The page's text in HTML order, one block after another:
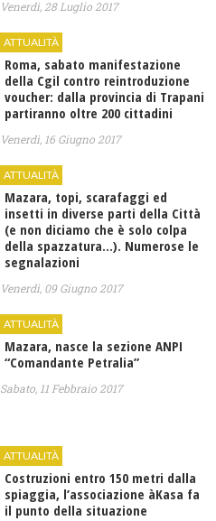
Venerdì, 28 Luglio 2017
ATTUALITÀ
Roma, sabato manifestazione
della Cgil contro reintroduzione
voucher: dalla provincia di Trapani
partiranno oltre 200 cittadini
Venerdì, 16 Giugno 2017
ATTUALITÀ
Mazara, topi, scarafaggi ed
insetti in diverse parti della Città
(e non diciamo che è solo colpa
della spazzatura…). Numerose le
segnalazioni
Venerdì, 09 Giugno 2017
ATTUALITÀ
Mazara, nasce la sezione ANPI
“Comandante Petralia”
Sabato, 11 Febbraio 2017
ATTUALITÀ
Costruzioni entro 150 metri dalla
spiaggia, l’associazione àKasa fa
il punto della situazione